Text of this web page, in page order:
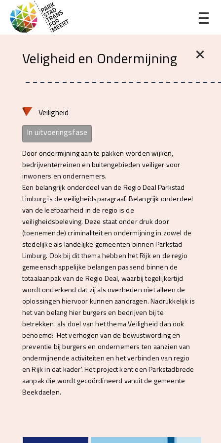
Veligheid en Ondermijning
Veiligheid
In uitvoeringsfase
Door ondermijning aan te pakken worden wijken,
bedrijventerreinen en buitengebieden veiliger voor
inwoners en ondernemers.
Een belangrijk onderdeel van de Regio Deal Parkstad
Limburg is de veiligheidsparagraaf. Belangrijk onderdeel
van de leefbaarheid in de regio is de
veiligheidsbeleving. Deze staat onder druk door
(toenemende) criminaliteit en ondermijning in zowel de
stedelijke als landelijke gemeenten binnen Parkstad
Limburg. Ook bij dit thema hebben het Rijk en de regio
gemeenschappelijke belangen passend binnen de
totaalaanpak van de Regio Deal, waarbij tegelijkertijd
wordt onderkend dat zij als overheden niet alleen de
oplossingen hiervoor kunnen aandragen. Nadrukkelijk is
het van belang hier burgers en bedrijven bij te
betrekken. als doel van het thema Veiligheid dan ook
benoemd: ‘Het verhogen van de bewustwording en
preventie bij burgers en ondernemers ten aanzien van
ondermijnende activiteiten en het verbinden van regio
en Rijk in dat kader’.Het project kent een Parkstadbrede
aanpak die wordt gecoördineerd vanuit de gemeente
Beekdaelen.